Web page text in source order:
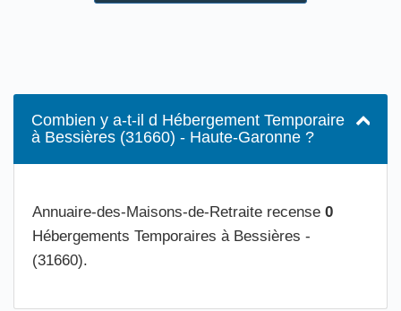
Combien y a-t-il d Hébergement Temporaire
à Bessières (31660) - Haute-Garonne ?
Annuaire-des-Maisons-de-Retraite recense 0
Hébergements Temporaires à Bessières -
(31660).